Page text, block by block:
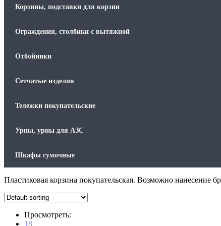
Корзины, подставки для корзин
Ограждения, столбики с вытяжной
Отбойники
Сетчатые изделия
Тележки покупательские
Урны, урны для АЗС
Шкафы сумочные
Пластиковая корзина покупательская. Возможно нанесение
Просмотреть:
18